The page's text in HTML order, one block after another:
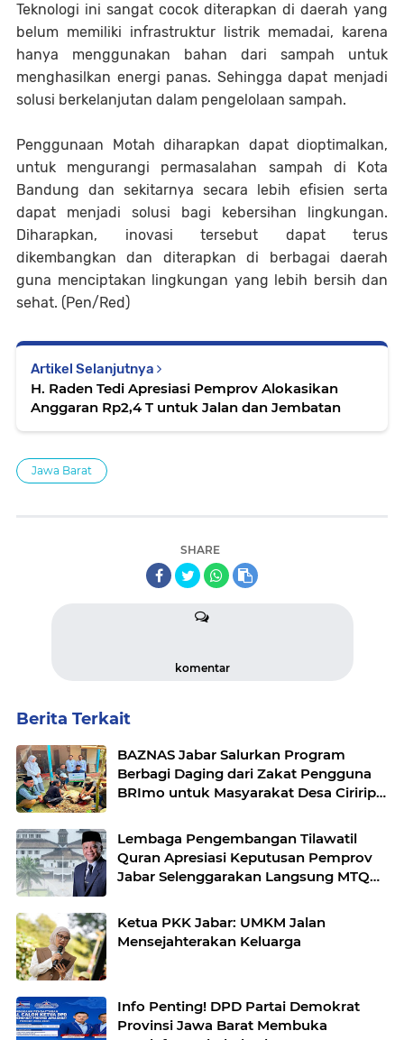
Teknologi ini sangat cocok diterapkan di daerah yang
belum memiliki infrastruktur listrik memadai, karena
hanya menggunakan bahan dari sampah untuk
menghasilkan energi panas. Sehingga dapat menjadi
solusi berkelanjutan dalam pengelolaan sampah.
Penggunaan Motah diharapkan dapat dioptimalkan,
untuk mengurangi permasalahan sampah di Kota
Bandung dan sekitarnya secara lebih efisien serta
dapat menjadi solusi bagi kebersihan lingkungan.
Diharapkan, inovasi tersebut dapat terus
dikembangkan dan diterapkan di berbagai daerah
guna menciptakan lingkungan yang lebih bersih dan
sehat. (Pen/Red)
Artikel Selanjutnya
H. Raden Tedi Apresiasi Pemprov Alokasikan
Anggaran Rp2,4 T untuk Jalan dan Jembatan
Jawa Barat
SHARE
komentar
Berita Terkait
BAZNAS Jabar Salurkan Program
Berbagi Daging dari Zakat Pengguna
BRImo untuk Masyarakat Desa Ciririp
Lembaga Pengembangan Tilawatil
Quran Apresiasi Keputusan Pemprov
Jabar Selenggarakan Langsung MTQ
Ketua PKK Jabar: UMKM Jalan
Mensejahterakan Keluarga
Info Penting! DPD Partai Demokrat
Provinsi Jawa Barat Membuka